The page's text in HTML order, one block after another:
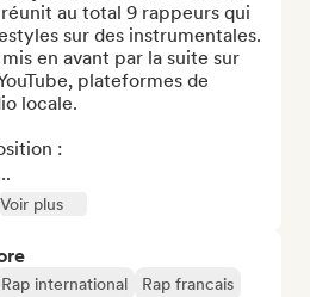
au total 9 rappeurs qui
sur des instrumentales.
en avant par la suite sur
plateformes de
locale.
:
Voir plus
Rap international Rap francais